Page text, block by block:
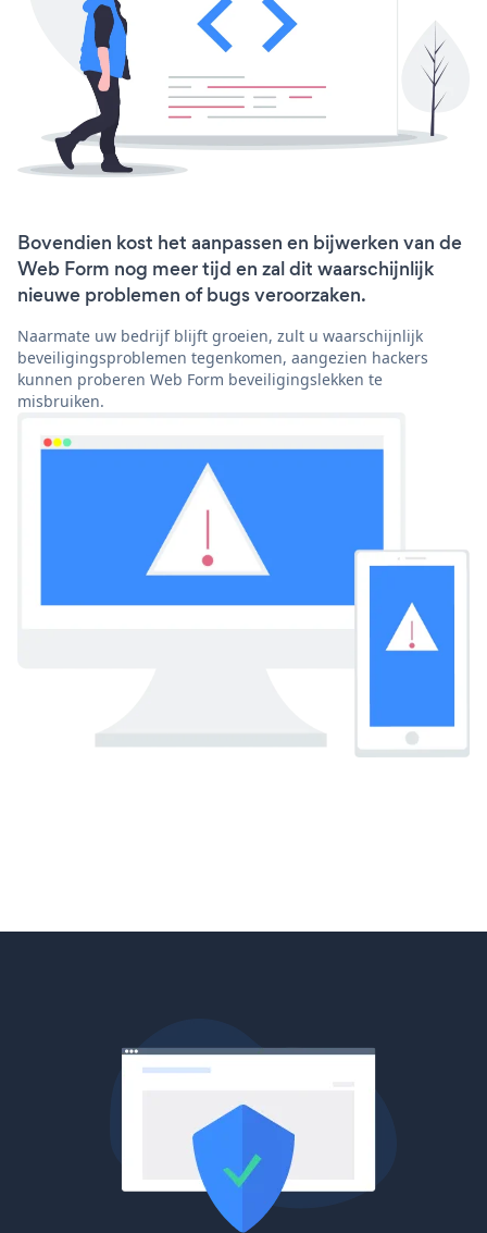
Bovendien kost het aanpassen en bijwerken van de
Web Form nog meer tijd en zal dit waarschijnlijk
nieuwe problemen of bugs veroorzaken.
Naarmate uw bedrijf blijft groeien, zult u waarschijnlijk
beveiligingsproblemen tegenkomen, aangezien hackers
kunnen proberen Web Form beveiligingslekken te
misbruiken.